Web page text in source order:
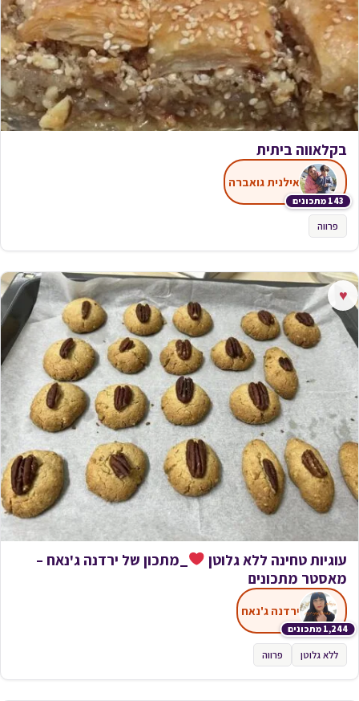
בקלאווה ביתית
143 מתכונים
אילנית גואברה
פרווה
♥
עוגיות טחינה ללא גלוטן
_מתכון של ירדנה ג'נאח –
מאסטר מתכונים
1,244 מתכונים
ירדנה ג'נאח
ללא גלוטן פרווה